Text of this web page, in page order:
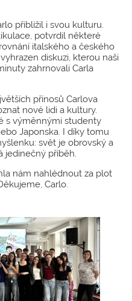
přiblížil i svou kulturu.
potvrdil některé
italského a českého
diskuzi, kterou naši
zahrnovali Carla
přínosů Carlova
nové lidi a kultury.
s výměnnými studenty
Japonska. I díky tomu
svět je obrovský a
jedinečný příběh.
nám nahlédnout za plot
Carlo.